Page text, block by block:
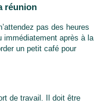
réunion
pas des heures
immédiatement après à la
un petit café pour
de travail. Il doit être